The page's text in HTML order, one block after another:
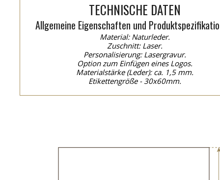
TECHNISCHE DATEN
Allgemeine Eigenschaften und
Material: Naturleder.
Zuschnitt: Laser.
Personalisierung: Lasergravur.
Option zum Einfügen eines Logos.
Materialstärke (Leder): ca. 1,5 mm.
Etikettengröße - 30x60mm.